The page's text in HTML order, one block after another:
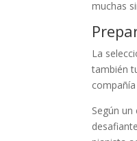
muchas
La
también
Según